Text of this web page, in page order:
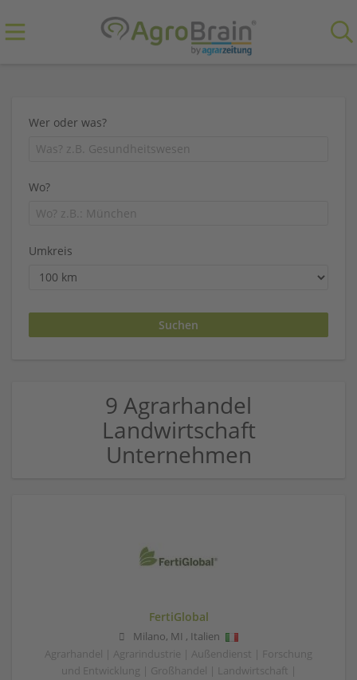
Wer oder was?
Wo?
Umkreis
9 Agrarhandel
Landwirtschaft
Unternehmen
FertiGlobal
Milano, MI , Italien
Agrarhandel | Agrarindustrie | Außendienst | Forschung
und Entwicklung | Großhandel | Landwirtschaft |